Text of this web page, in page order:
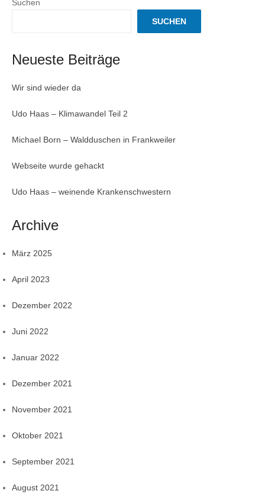
Suchen
SUCHEN
Neueste Beiträge
Wir sind wieder da
Udo Haas – Klimawandel Teil 2
Michael Born – Waldduschen in Frankweiler
Webseite wurde gehackt
Udo Haas – weinende Krankenschwestern
Archive
März 2025
April 2023
Dezember 2022
Juni 2022
Januar 2022
Dezember 2021
November 2021
Oktober 2021
September 2021
August 2021